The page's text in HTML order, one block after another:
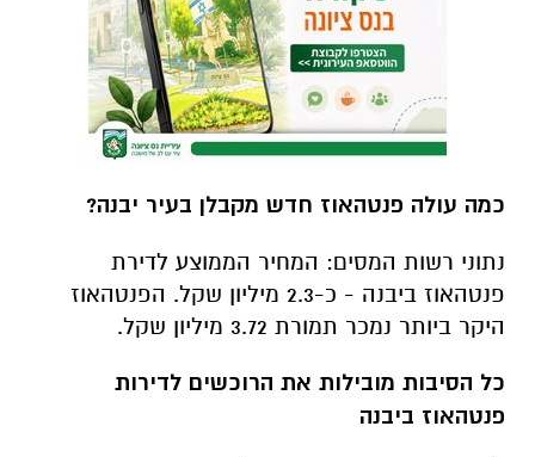
כמה עולה פנטהאוז חדש מקבלן בעיר יבנה?
נתוני רשות המסים: המחיר הממוצע לדירת
פנטהאוז ביבנה - כ-2.3 מיליון שקל. הפנטהאוז
היקר ביותר נמכר תמורת 3.72 מיליון שקל.
כל הסיבות מובילות את הרוכשים לדירות
פנטהאוז ביבנה